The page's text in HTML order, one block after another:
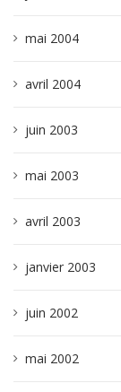
mai 2004
avril 2004
juin 2003
mai 2003
avril 2003
janvier 2003
juin 2002
mai 2002